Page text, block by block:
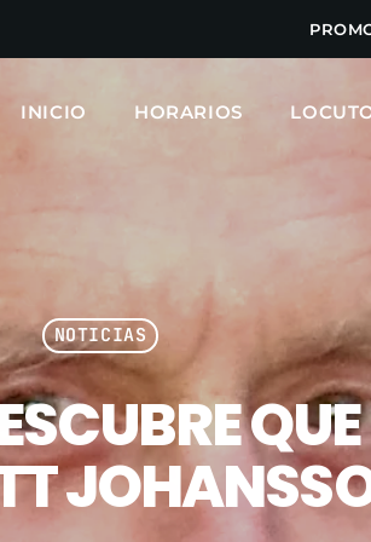
INICIO HORARIOS
2025
2024
2024
2024
NOTICIAS
QUE